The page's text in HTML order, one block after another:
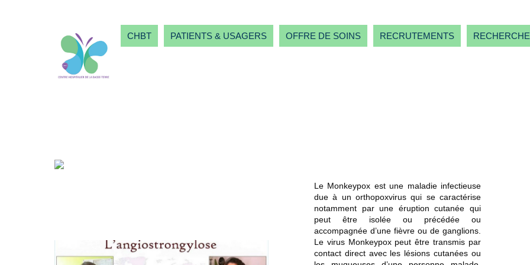
CHBT PATIENTS & USAGERS OFFRE DE SOINS RECRUTEMENTS RECHERCHE
Le Monkeypox est une maladie infectieuse
due à un orthopoxvirus qui se caractérise
notamment par une éruption cutanée qui
peut être isolée ou précédée ou
accompagnée d’une fièvre ou de ganglions.
Le virus Monkeypox peut être transmis par
contact direct avec les lésions cutanées ou